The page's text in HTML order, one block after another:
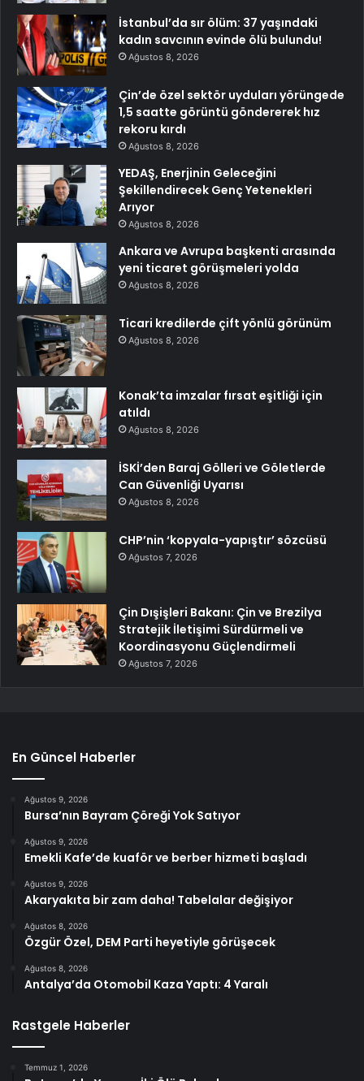
İstanbul’da sır ölüm: 37 yaşındaki
kadın savcının evinde ölü bulundu!
Ağustos 8, 2026
Çin’de özel sektör uyduları yörüngede
1,5 saatte görüntü göndererek hız
rekoru kırdı
Ağustos 8, 2026
YEDAŞ, Enerjinin Geleceğini
Şekillendirecek Genç Yetenekleri
Arıyor
Ağustos 8, 2026
Ankara ve Avrupa başkenti arasında
yeni ticaret görüşmeleri yolda
Ağustos 8, 2026
Ticari kredilerde çift yönlü görünüm
Ağustos 8, 2026
Konak’ta imzalar fırsat eşitliği için
atıldı
Ağustos 8, 2026
İSKİ’den Baraj Gölleri ve Göletlerde
Can Güvenliği Uyarısı
Ağustos 8, 2026
CHP’nin ‘kopyala-yapıştır’ sözcüsü
Ağustos 7, 2026
Çin Dışişleri Bakanı: Çin ve Brezilya
Stratejik İletişimi Sürdürmeli ve
Koordinasyonu Güçlendirmeli
Ağustos 7, 2026
En Güncel Haberler
Ağustos 9, 2026
Bursa’nın Bayram Çöreği Yok Satıyor
Ağustos 9, 2026
Emekli Kafe’de kuaför ve berber hizmeti başladı
Ağustos 9, 2026
Akaryakıta bir zam daha! Tabelalar değişiyor
Ağustos 8, 2026
Özgür Özel, DEM Parti heyetiyle görüşecek
Ağustos 8, 2026
Antalya’da Otomobil Kaza Yaptı: 4 Yaralı
Rastgele Haberler
Temmuz 1, 2026